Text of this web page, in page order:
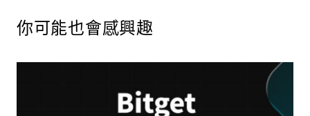
你可能也會感興趣